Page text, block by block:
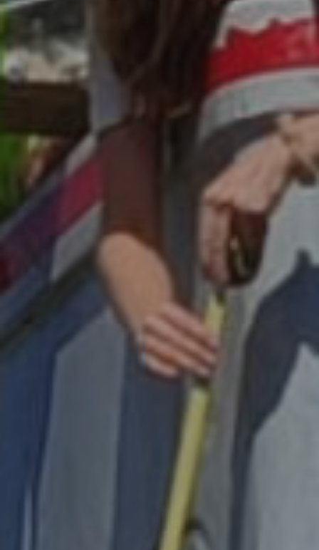
Media
Planos Diretores de Iluminação do
Concelho